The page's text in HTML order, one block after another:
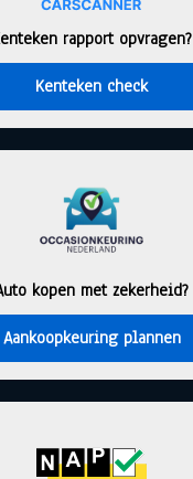
rapport opvragen?
Kenteken check
kopen met zekerheid?
Aankoopkeuring plannen